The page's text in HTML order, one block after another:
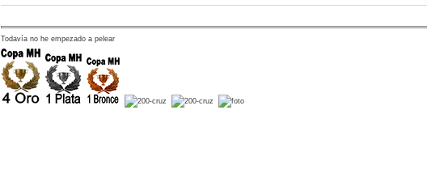
Todavía no he empezado a pelear